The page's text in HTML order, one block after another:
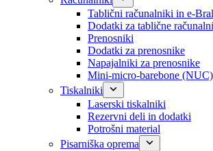
Tablični računalniki in e-
Dodatki za tablične
Prenosniki
Dodatki za prenosnike
Napajalniki za prenosnike
Mini-micro-barebone (NUC)
Tiskalniki
Laserski tiskalniki
Rezervni deli in dodatki
Potrošni material
Pisarniška oprema